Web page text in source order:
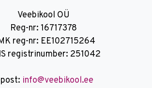
Veebikool OÜ
Reg-nr: 16717378
reg-nr: EE102715264
registrinumber: 251042
info@veebikool.ee